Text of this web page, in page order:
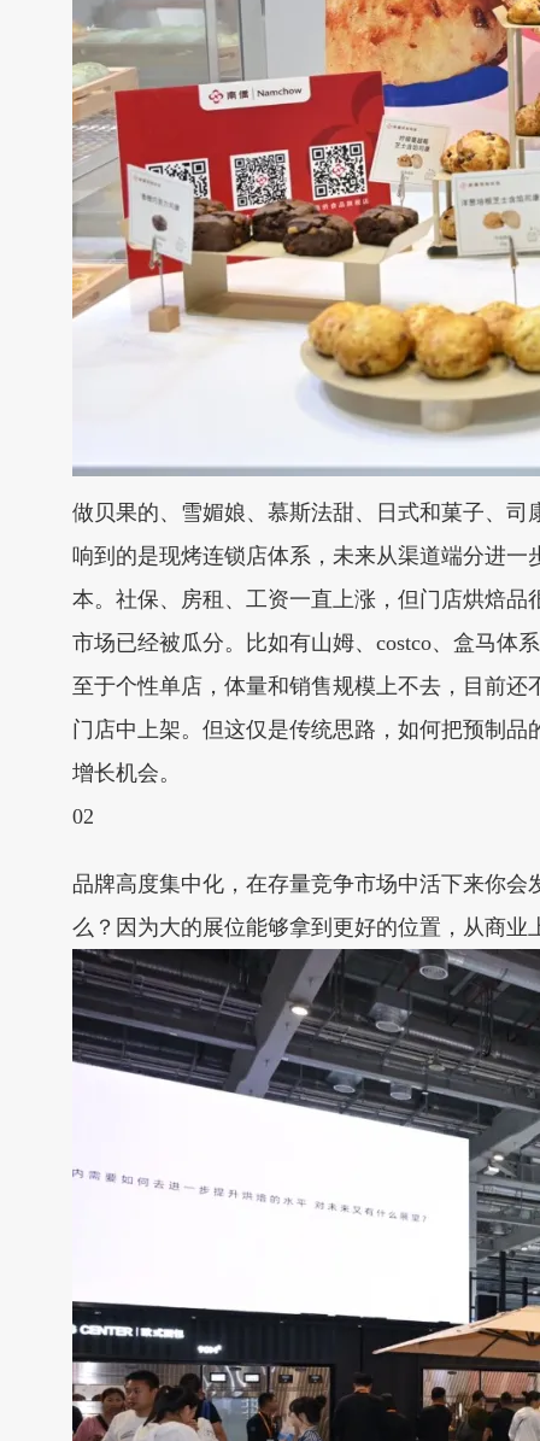
做贝果的、雪媚娘、慕斯法甜、日式和菓子、
响到的是现烤连锁店体系，未来从渠道端分进
本。社保、房租、工资一直上涨，但门店烘焙
市场已经被瓜分。比如有山姆、costco、盒马体
至于个性单店，体量和销售规模上不去，目前
门店中上架。但这仅是传统思路，如何把预制
增长机会。
02
品牌高度集中化，在存量竞争市场中活下来你会
么？因为大的展位能够拿到更好的位置，从商业